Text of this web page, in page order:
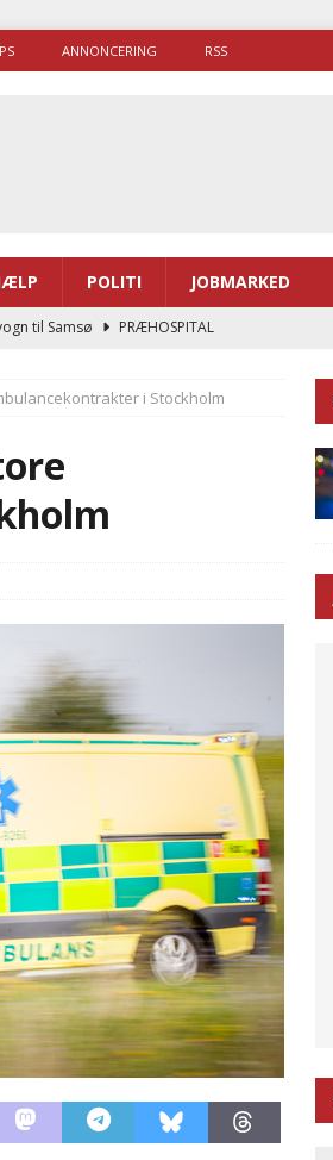
ANNONCERING RSS
POLITI JOBMARKED
til Samsø
PRÆHOSPITAL
betjentene til mere kompleks
mens Falcks andel fortsætter
i Stockholm